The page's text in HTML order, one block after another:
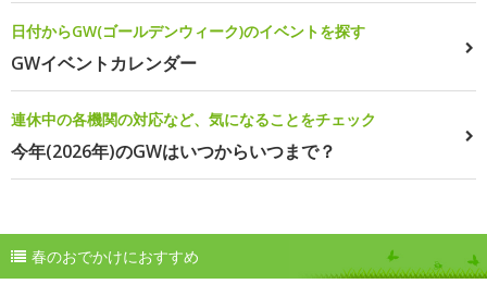
日付からGW(ゴールデンウィーク)のイベントを探す
GWイベントカレンダー
連休中の各機関の対応など、気になることをチェック
今年(2026年)のGWはいつからいつまで？
春のおでかけにおすすめ